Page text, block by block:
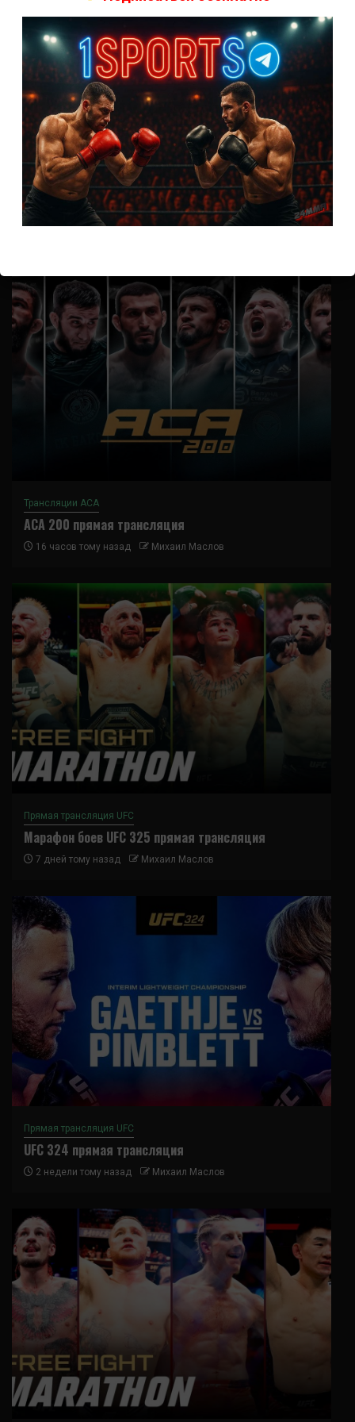
А как смотреть с ноутбука?
Анонимно кРасписание боев UFC
Кусок говна ты, существом даже нельзя ,такое как ты назвать!
АнонимнокКонор МакГрегор
УЧ
АнонимнокРэнди Браун — Николас Далби
не запускается ни один бой, реклама есть, а когда
заканчивается начинается загрузка видео длиною в жизнь.
Исправьте пожалуйста
Трансляции ACA
ACA 200 прямая трансляция
16 часов тому назад Михаил Маслов
Прямая трансляция UFC
Марафон боев UFC 325 прямая трансляция
7 дней тому назад Михаил Маслов
Прямая трансляция UFC
UFC 324 прямая трансляция
2 недели тому назад Михаил Маслов